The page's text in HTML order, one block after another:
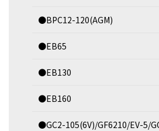
●BPC12-120(AGM)
●EB65
●EB130
●EB160
●GC2-105(6V)/GF6210/EV-5/